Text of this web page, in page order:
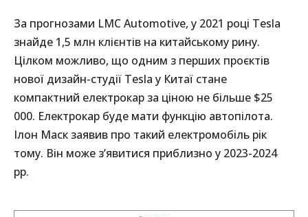
За прогнозами LMC Automotive, у 2021 році Tesla
знайде 1,5 млн клієнтів на китайському рину.
Цілком можливо, що одним з перших проєктів
нової дизайн-студії Tesla у Китаї стане
компактний електрокар за ціною не більше $25
000. Електрокар буде мати функцію автопілота.
Ілон Маск заявив про такий електромобіль рік
тому. Він може з’явитися приблизно у 2023-2024
рр.